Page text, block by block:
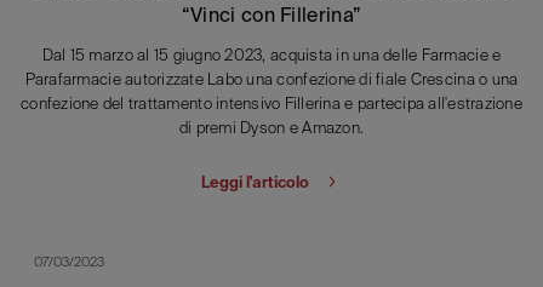
“Vinci con Fillerina”
Dal 15 marzo al 15 giugno 2023, acquista in una delle Farmacie e
Parafarmacie autorizzate Labo una confezione di fiale Crescina o una
confezione del trattamento intensivo Fillerina e partecipa all'estrazione
di premi Dyson e Amazon.
Leggi l'articolo
07/03/2023